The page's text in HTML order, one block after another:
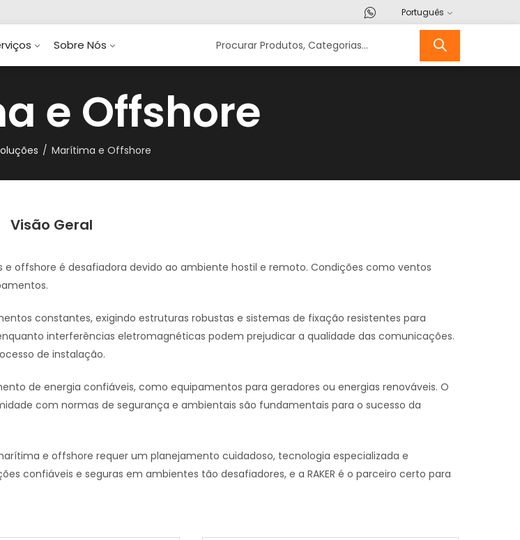
Português
Sobre Nós
e Offshore
Marítima e Offshore
Visão Geral
offshore é desafiadora devido ao ambiente hostil e remoto. Condições como ventos
constantes, exigindo estruturas robustas e sistemas de fixação resistentes para
interferências eletromagnéticas podem prejudicar a qualidade das comunicações.
de instalação.
de energia confiáveis, como equipamentos para geradores ou energias renováveis. O
com normas de segurança e ambientais são fundamentais para o sucesso da
e offshore requer um planejamento cuidadoso, tecnologia especializada e
confiáveis e seguras em ambientes tão desafiadores, e a RAKER é o parceiro certo para